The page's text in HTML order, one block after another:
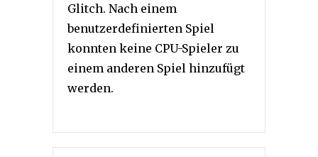
Glitch. Nach einem
benutzerdefinierten Spiel
konnten keine CPU-Spieler zu
einem anderen Spiel hinzufügt
werden.